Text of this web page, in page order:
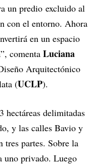
un predio excluido al
con el entorno. Ahora
en un espacio
comenta Luciana
Arquitectónico
(UCLP).
hectáreas delimitadas
y las calles Bavio y
tres partes. Sobre la
uno privado. Luego